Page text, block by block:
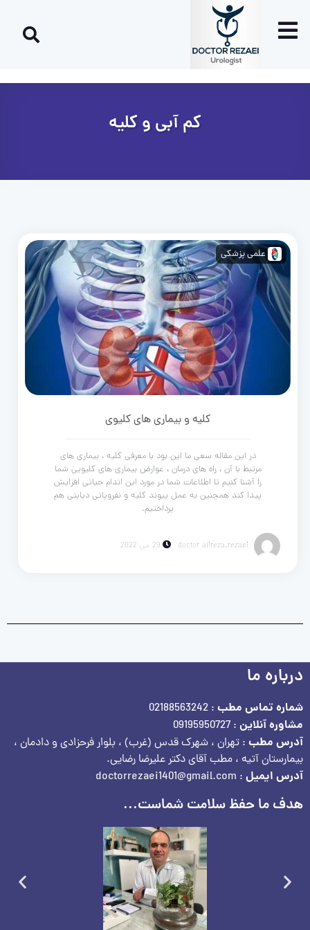
کم آبی و کلیه
علمی پزشکی
کلیه و بیماری های کلیوی
در این مقاله سعی ما این بود با معرفی کلیه ، بیماری های
مرتبط با آن ، راه های درمان ، عوارض بیماری های کلیویی شما
را آشنا کنیم تا اطلاعات شما در مورد این اندام حیاتی افزایش
پیدا کند همچنین به عمل پیوند کلیه و نفروپاتی دیابتی هم
پرداختیم.
doctor alireza_rezaei 29 می 2022
درباره ما
شماره تماس مطب : 02188563242
مشاوره آنلاین : 09195950727
آدرس مطب : تهران ، شهرک قدس (غرب) ، بلوار فرحزادی و دادمان ،
بیمارستان آتیه ، مطب آقای دکتر علیرضا رضایی.
آدرس ایمیل : doctorrezaei1401@gmail.com
هدف ما حفظ سلامت شماست...